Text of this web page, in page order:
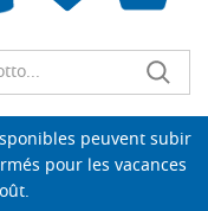
vide
peuvent subir
pour les vacances